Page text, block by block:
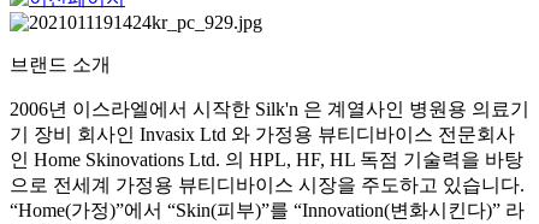
브랜드 소개
2006년 이스라엘에서 시작한 Silk'n 은 계열사인 병원용 의료기
기 장비 회사인 Invasix Ltd 와 가정용 뷰티디바이스 전문회사
인 Home Skinovations Ltd. 의 HPL, HF, HL 독점 기술력을 바탕
으로 전세계 가정용 뷰티디바이스 시장을 주도하고 있습니다.
“Home(가정)”에서 “Skin(피부)”를 “Innovation(변화시킨다)” 라